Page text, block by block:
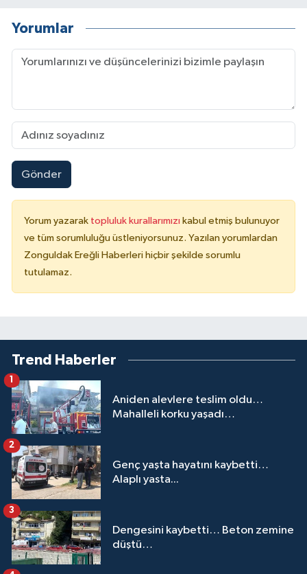
Yorumlar
Gönder
Yorum yazarak topluluk kurallarımızı kabul etmiş bulunuyor
ve tüm sorumluluğu üstleniyorsunuz. Yazılan yorumlardan
Zonguldak Ereğli Haberleri hiçbir şekilde sorumlu
tutulamaz.
Trend Haberler
Aniden alevlere teslim oldu…
Mahalleli korku yaşadı…
1
Genç yaşta hayatını kaybetti…
Alaplı yasta...
2
Dengesini kaybetti… Beton zemine
düştü…
3